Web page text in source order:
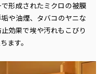
形成されたミクロの被膜
や油煙、タバコのヤニな
効果で埃や汚れもこびり
ます。